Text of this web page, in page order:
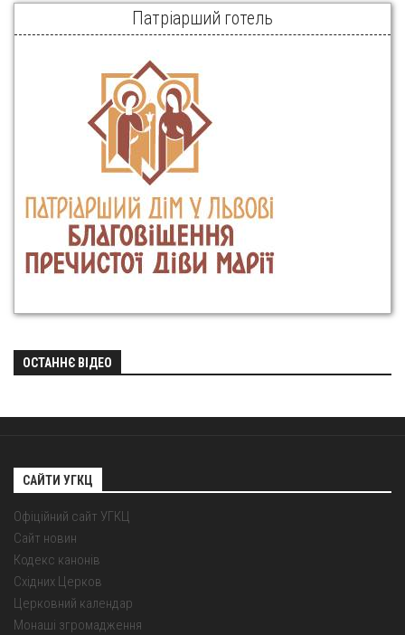
Патріарший готель
ОСТАННЄ ВІДЕО
САЙТИ УГКЦ
Офіційний сайт УГКЦ
Сайт новин
Кодекс канонів
Східних Церков
Церковний календар
Монаші згромадження